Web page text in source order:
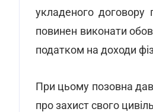
укладеного договору
повинен виконати
податком на доходи
При цьому позовна
про захист свого